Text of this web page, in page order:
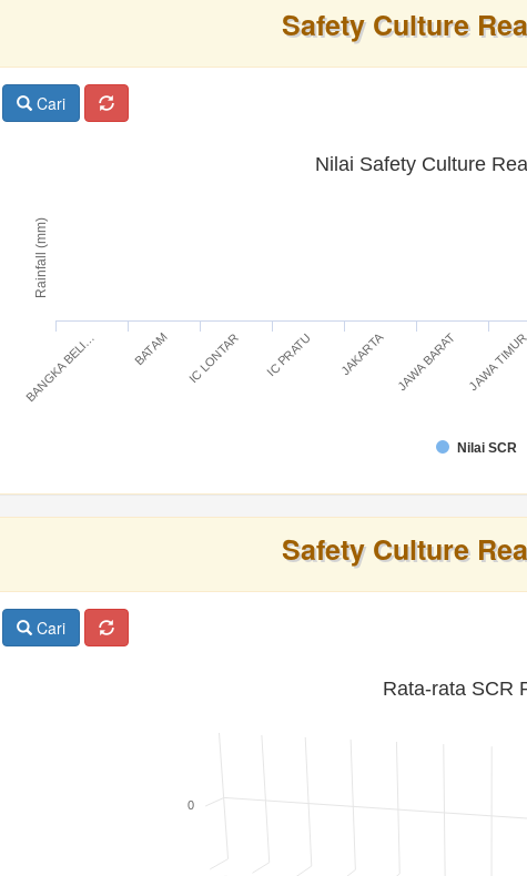
Safety Culture
Cari
Rainfall (mm)
Nilai Safety Culture
Nilai SCR
BANGKA BELI… BATAM IC LONTAR IC PRATU JAKARTA JAWA BARAT JAWA TIMUR
Safety Culture
Cari
Rata-rata SCR
0